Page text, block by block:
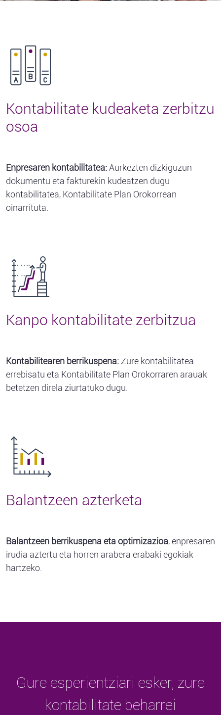
Kontabilitate kudeaketa zerbitzu
osoa
Enpresaren kontabilitatea:Aurkezten dizkiguzun
dokumentu eta fakturekin kudeatzen dugu
kontabilitatea, Kontabilitate Plan Orokorrean
oinarrituta.
Kanpo kontabilitate zerbitzua
Kontabilitearen berrikuspena: Zure kontabilitatea
errebisatu eta Kontabilitate Plan Orokorraren arauak
betetzen direla ziurtatuko dugu.
Balantzeen azterketa
Balantzeen berrikuspena eta optimizazioa, enpresaren
irudia aztertu eta horren arabera erabaki egokiak
hartzeko.
Gure esperientziari esker, zure
kontabilitate beharrei